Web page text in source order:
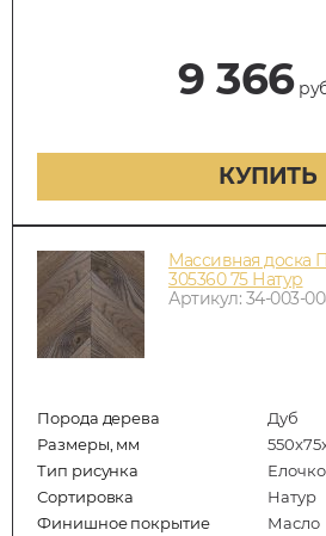
9 366
КУПИТЬ
Массивная доска
305360 75 Натур
Артикул: 34-003-
Порода дерева
Дуб
Размеры, мм
Тип рисунка
Сортировка
Натур
Финишное покрытие
Масло